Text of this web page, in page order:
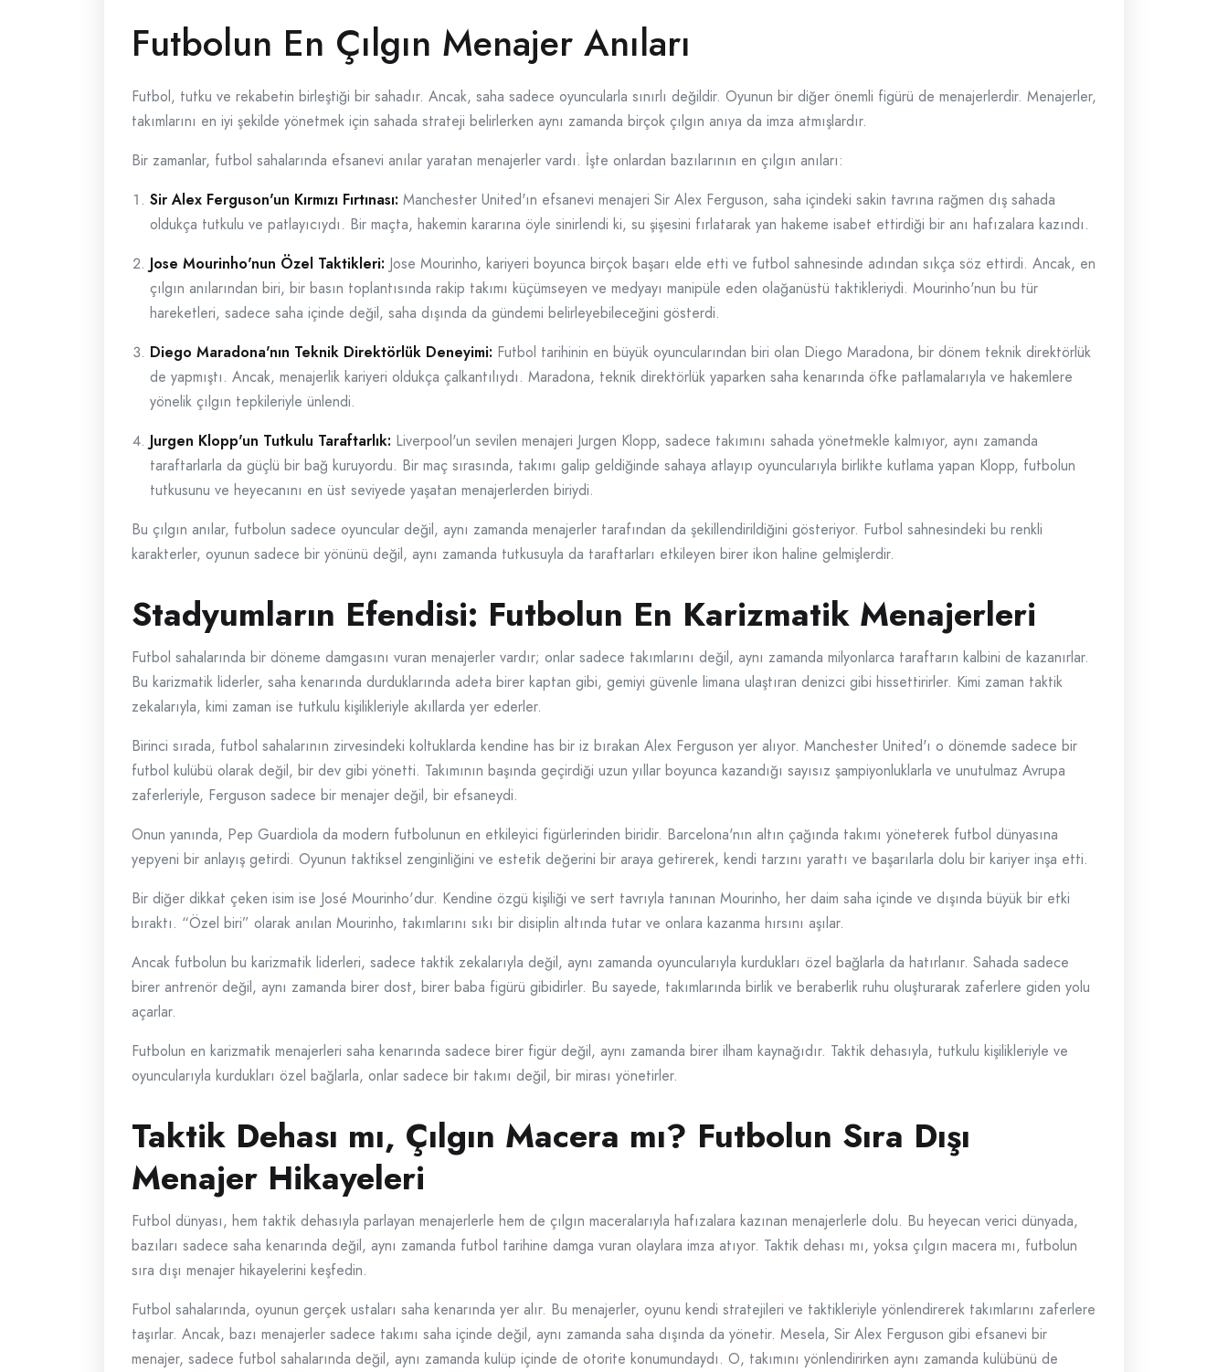
Futbolun En Çılgın Menajer Anıları
Futbol, tutku ve rekabetin birleştiği bir sahadır. Ancak, saha sadece oyuncularla sınırlı değildir. Oyunun bir diğer önemli figürü de menajerlerdir. Menajerler,
takımlarını en iyi şekilde yönetmek için sahada strateji belirlerken aynı zamanda birçok çılgın anıya da imza atmışlardır.
Bir zamanlar, futbol sahalarında efsanevi anılar yaratan menajerler vardı. İşte onlardan bazılarının en çılgın anıları:
Sir Alex Ferguson'un Kırmızı Fırtınası: Manchester United'ın efsanevi menajeri Sir Alex Ferguson, saha içindeki sakin tavrına rağmen dış sahada
oldukça tutkulu ve patlayıcıydı. Bir maçta, hakemin kararına öyle sinirlendi ki, su şişesini fırlatarak yan hakeme isabet ettirdiği bir anı hafızalara kazındı.
Jose Mourinho'nun Özel Taktikleri: Jose Mourinho, kariyeri boyunca birçok başarı elde etti ve futbol sahnesinde adından sıkça söz ettirdi. Ancak, en
çılgın anılarından biri, bir basın toplantısında rakip takımı küçümseyen ve medyayı manipüle eden olağanüstü taktikleriydi. Mourinho'nun bu tür
hareketleri, sadece saha içinde değil, saha dışında da gündemi belirleyebileceğini gösterdi.
Diego Maradona'nın Teknik Direktörlük Deneyimi: Futbol tarihinin en büyük oyuncularından biri olan Diego Maradona, bir dönem teknik direktörlük
de yapmıştı. Ancak, menajerlik kariyeri oldukça çalkantılıydı. Maradona, teknik direktörlük yaparken saha kenarında öfke patlamalarıyla ve hakemlere
yönelik çılgın tepkileriyle ünlendi.
Jurgen Klopp'un Tutkulu Taraftarlık: Liverpool'un sevilen menajeri Jurgen Klopp, sadece takımını sahada yönetmekle kalmıyor, aynı zamanda
taraftarlarla da güçlü bir bağ kuruyordu. Bir maç sırasında, takımı galip geldiğinde sahaya atlayıp oyuncularıyla birlikte kutlama yapan Klopp, futbolun
tutkusunu ve heyecanını en üst seviyede yaşatan menajerlerden biriydi.
Bu çılgın anılar, futbolun sadece oyuncular değil, aynı zamanda menajerler tarafından da şekillendirildiğini gösteriyor. Futbol sahnesindeki bu renkli
karakterler, oyunun sadece bir yönünü değil, aynı zamanda tutkusuyla da taraftarları etkileyen birer ikon haline gelmişlerdir.
Stadyumların Efendisi: Futbolun En Karizmatik Menajerleri
Futbol sahalarında bir döneme damgasını vuran menajerler vardır; onlar sadece takımlarını değil, aynı zamanda milyonlarca taraftarın kalbini de kazanırlar.
Bu karizmatik liderler, saha kenarında durduklarında adeta birer kaptan gibi, gemiyi güvenle limana ulaştıran denizci gibi hissettirirler. Kimi zaman taktik
zekalarıyla, kimi zaman ise tutkulu kişilikleriyle akıllarda yer ederler.
Birinci sırada, futbol sahalarının zirvesindeki koltuklarda kendine has bir iz bırakan Alex Ferguson yer alıyor. Manchester United'ı o dönemde sadece bir
futbol kulübü olarak değil, bir dev gibi yönetti. Takımının başında geçirdiği uzun yıllar boyunca kazandığı sayısız şampiyonluklarla ve unutulmaz Avrupa
zaferleriyle, Ferguson sadece bir menajer değil, bir efsaneydi.
Onun yanında, Pep Guardiola da modern futbolunun en etkileyici figürlerinden biridir. Barcelona'nın altın çağında takımı yöneterek futbol dünyasına
yepyeni bir anlayış getirdi. Oyunun taktiksel zenginliğini ve estetik değerini bir araya getirerek, kendi tarzını yarattı ve başarılarla dolu bir kariyer inşa etti.
Bir diğer dikkat çeken isim ise José Mourinho'dur. Kendine özgü kişiliği ve sert tavrıyla tanınan Mourinho, her daim saha içinde ve dışında büyük bir etki
bıraktı. “Özel biri” olarak anılan Mourinho, takımlarını sıkı bir disiplin altında tutar ve onlara kazanma hırsını aşılar.
Ancak futbolun bu karizmatik liderleri, sadece taktik zekalarıyla değil, aynı zamanda oyuncularıyla kurdukları özel bağlarla da hatırlanır. Sahada sadece
birer antrenör değil, aynı zamanda birer dost, birer baba figürü gibidirler. Bu sayede, takımlarında birlik ve beraberlik ruhu oluşturarak zaferlere giden yolu
açarlar.
Futbolun en karizmatik menajerleri saha kenarında sadece birer figür değil, aynı zamanda birer ilham kaynağıdır. Taktik dehasıyla, tutkulu kişilikleriyle ve
oyuncularıyla kurdukları özel bağlarla, onlar sadece bir takımı değil, bir mirası yönetirler.
Taktik Dehası mı, Çılgın Macera mı? Futbolun Sıra Dışı
Menajer Hikayeleri
Futbol dünyası, hem taktik dehasıyla parlayan menajerlerle hem de çılgın maceralarıyla hafızalara kazınan menajerlerle dolu. Bu heyecan verici dünyada,
bazıları sadece saha kenarında değil, aynı zamanda futbol tarihine damga vuran olaylara imza atıyor. Taktik dehası mı, yoksa çılgın macera mı, futbolun
sıra dışı menajer hikayelerini keşfedin.
Futbol sahalarında, oyunun gerçek ustaları saha kenarında yer alır. Bu menajerler, oyunu kendi stratejileri ve taktikleriyle yönlendirerek takımlarını zaferlere
taşırlar. Ancak, bazı menajerler sadece takımı saha içinde değil, aynı zamanda saha dışında da yönetir. Mesela, Sir Alex Ferguson gibi efsanevi bir
menajer, sadece futbol sahalarında değil, aynı zamanda kulüp içinde de otorite konumundaydı. O, takımını yönlendirirken aynı zamanda kulübünü de